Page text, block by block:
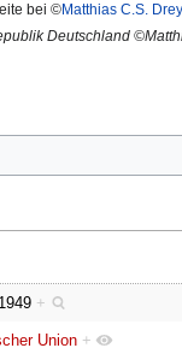
bei ©Matthias C.S.
Deutschland
+
Union +